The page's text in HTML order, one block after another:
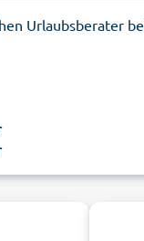
Urlaubsberater